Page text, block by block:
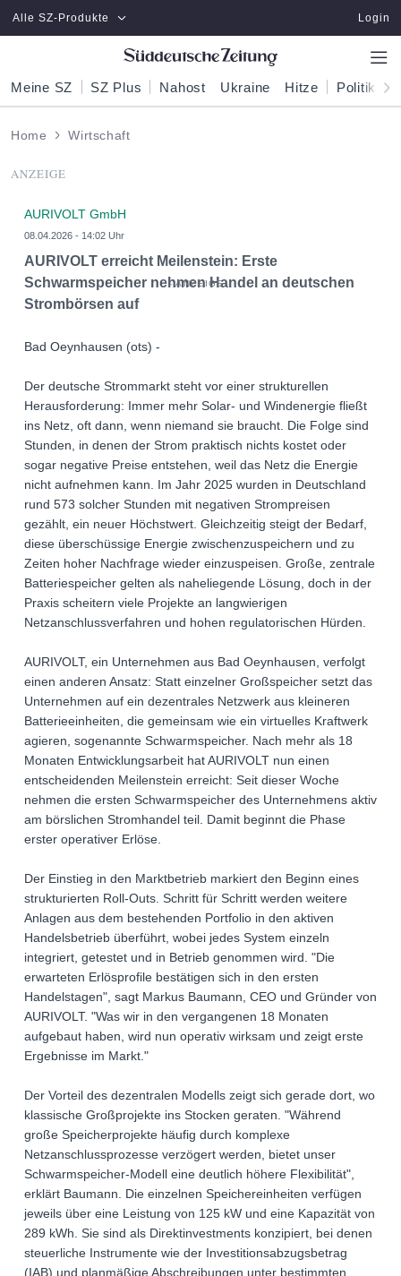
Zum Hauptinhalt springen
Alle SZ-Produkte Login
Meine SZ SZ Plus Nahost Ukraine Hitze Politik
Home Wirtschaft
ANZEIGE
AURIVOLT GmbH
08.04.2026 - 14:02 Uhr
AURIVOLT erreicht Meilenstein: Erste
Schwarmspeicher nehmen Handel an deutschen
Strombörsen auf
Bad Oeynhausen (ots) -
Der deutsche Strommarkt steht vor einer strukturellen
Herausforderung: Immer mehr Solar- und Windenergie fließt
ins Netz, oft dann, wenn niemand sie braucht. Die Folge sind
Stunden, in denen der Strom praktisch nichts kostet oder
sogar negative Preise entstehen, weil das Netz die Energie
nicht aufnehmen kann. Im Jahr 2025 wurden in Deutschland
rund 573 solcher Stunden mit negativen Strompreisen
gezählt, ein neuer Höchstwert. Gleichzeitig steigt der Bedarf,
diese überschüssige Energie zwischenzuspeichern und zu
Zeiten hoher Nachfrage wieder einzuspeisen. Große, zentrale
Batteriespeicher gelten als naheliegende Lösung, doch in der
Praxis scheitern viele Projekte an langwierigen
Netzanschlussverfahren und hohen regulatorischen Hürden.
AURIVOLT, ein Unternehmen aus Bad Oeynhausen, verfolgt
einen anderen Ansatz: Statt einzelner Großspeicher setzt das
Unternehmen auf ein dezentrales Netzwerk aus kleineren
Batterieeinheiten, die gemeinsam wie ein virtuelles Kraftwerk
agieren, sogenannte Schwarmspeicher. Nach mehr als 18
Monaten Entwicklungsarbeit hat AURIVOLT nun einen
entscheidenden Meilenstein erreicht: Seit dieser Woche
nehmen die ersten Schwarmspeicher des Unternehmens aktiv
am börslichen Stromhandel teil. Damit beginnt die Phase
erster operativer Erlöse.
Der Einstieg in den Marktbetrieb markiert den Beginn eines
strukturierten Roll-Outs. Schritt für Schritt werden weitere
Anlagen aus dem bestehenden Portfolio in den aktiven
Handelsbetrieb überführt, wobei jedes System einzeln
integriert, getestet und in Betrieb genommen wird. "Die
erwarteten Erlösprofile bestätigen sich in den ersten
Handelstagen", sagt Markus Baumann, CEO und Gründer von
AURIVOLT. "Was wir in den vergangenen 18 Monaten
aufgebaut haben, wird nun operativ wirksam und zeigt erste
Ergebnisse im Markt."
Der Vorteil des dezentralen Modells zeigt sich gerade dort, wo
klassische Großprojekte ins Stocken geraten. "Während
große Speicherprojekte häufig durch komplexe
Netzanschlussprozesse verzögert werden, bietet unser
Schwarmspeicher-Modell eine deutlich höhere Flexibilität",
erklärt Baumann. Die einzelnen Speichereinheiten verfügen
jeweils über eine Leistung von 125 kW und eine Kapazität von
289 kWh. Sie sind als Direktinvestments konzipiert, bei denen
steuerliche Instrumente wie der Investitionsabzugsbetrag
(IAB) und planmäßige Abschreibungen unter bestimmten